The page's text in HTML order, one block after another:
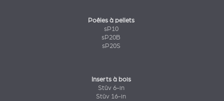
Poêles à pellets
sP10
sP20B
sP20S
Inserts à bois
Stûv 6-in
Stûv 16-in